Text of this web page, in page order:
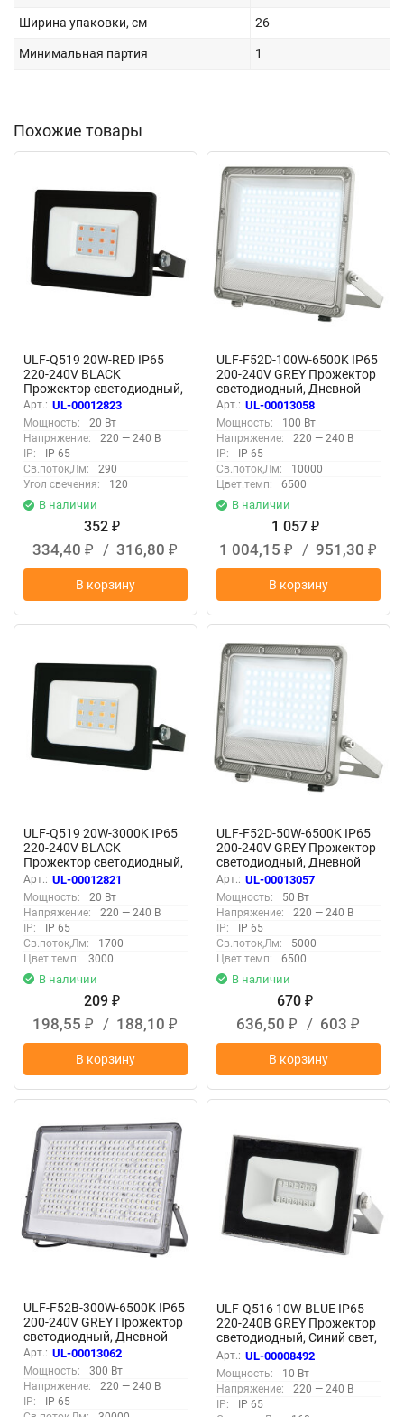
Ширина упаковки, см 26
Минимальная партия 1
Похожие товары
ULF-Q519 20W-RED IP65
220-240V BLACK
Прожектор светодиодный,
Красный свет, Корпус
черный, TM Volpe
Арт.: UL-00012823
Мощность:
20 Вт
Напряжение:
220 — 240 В
IP:
IP 65
Св.поток,Лм:
290
Угол свечения:
120
В наличии
352 ₽
334,40 ₽ / 316,80 ₽
В корзину
ULF-F52D-100W-6500K IP65
200-240V GREY Прожектор
светодиодный, Дневной
свет 6500K, Угол 90
градусов, Корпус серый,
TM Uniel
Арт.: UL-00013058
Мощность:
100 Вт
Напряжение:
220 — 240 В
IP:
IP 65
Св.поток,Лм:
10000
Цвет.темп:
6500
В наличии
1 057 ₽
1 004,15 ₽ / 951,30 ₽
В корзину
ULF-Q519 20W-3000K IP65
220-240V BLACK
Прожектор светодиодный,
Теплый белый свет3000К,
Корпус черный, TM Volpe
Арт.: UL-00012821
Мощность:
20 Вт
Напряжение:
220 — 240 В
IP:
IP 65
Св.поток,Лм:
1700
Цвет.темп:
3000
В наличии
209 ₽
198,55 ₽ / 188,10 ₽
В корзину
ULF-F52D-50W-6500K IP65
200-240V GREY Прожектор
светодиодный, Дневной
свет 6500K, Угол 90
градусов, Корпус серый,
TM Uniel
Арт.: UL-00013057
Мощность:
50 Вт
Напряжение:
220 — 240 В
IP:
IP 65
Св.поток,Лм:
5000
Цвет.темп:
6500
В наличии
670 ₽
636,50 ₽ / 603 ₽
В корзину
ULF-F52B-300W-6500K IP65
200-240V GREY Прожектор
светодиодный, Дневной
свет 6500K, Угол 60
градусов, Корпус серый,
TM Uniel
Арт.: UL-00013062
Мощность:
300 Вт
Напряжение:
220 — 240 В
IP:
IP 65
ULF-Q516 10W-BLUE IP65
220-240В GREY Прожектор
светодиодный, Синий свет,
Корпус серый, TM Volpe
Арт.: UL-00008492
Мощность:
10 Вт
Напряжение:
220 — 240 В
IP:
IP 65